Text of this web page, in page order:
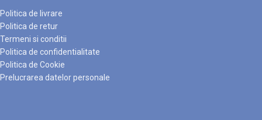
Politica de livrare
Politica de retur
Termeni si conditii
Politica de confidentialitate
Politica de Cookie
Prelucrarea datelor personale